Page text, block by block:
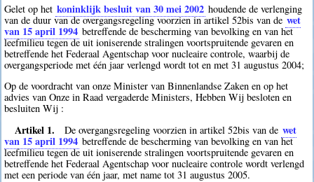
Gelet op het koninklijk besluit van 30 mei 2002 houdende de verlenging
van de duur van de overgangsregeling voorzien in artikel 52bis van de wet
van 15 april 1994 betreffende de bescherming van bevolking en van het
leefmilieu tegen de uit ioniserende stralingen voortspruitende gevaren en
betreffende het Federaal Agentschap voor nucleaire controle, waarbij de
overgangsperiode met één jaar verlengd wordt tot en met 31 augustus 2004;
Op de voordracht van onze Minister van Binnenlandse Zaken en op het
advies van Onze in Raad vergaderde Ministers, Hebben Wij besloten en
besluiten Wij :
Artikel 1. De overgangsregeling voorzien in artikel 52bis van de wet
van 15 april 1994 betreffende de bescherming van bevolking en van het
leefmilieu tegen de uit ioniserende stralingen voortspruitende gevaren en
betreffende het Federaal Agentschap voor nucleaire controle wordt verlengd
met een periode van één jaar, met name tot 31 augustus 2005.